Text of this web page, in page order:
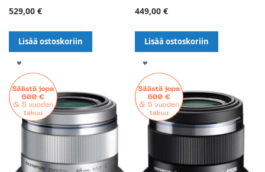
529,00 €
Lisää ostoskoriin
TOIVELISTALLE
449,00 €
Lisää ostoskoriin
TOIVELISTALLE